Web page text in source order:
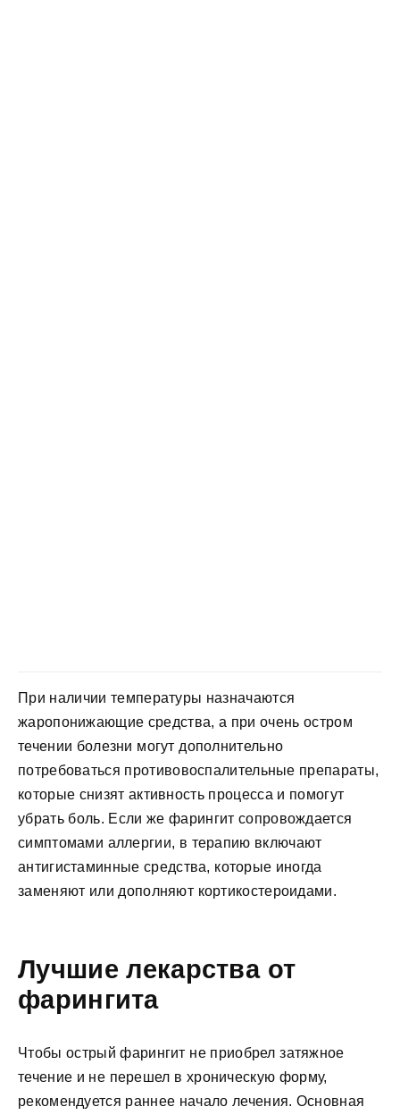
При наличии температуры назначаются
жаропонижающие средства, а при очень остром
течении болезни могут дополнительно
потребоваться противовоспалительные препараты,
которые снизят активность процесса и помогут
убрать боль. Если же фарингит сопровождается
симптомами аллергии, в терапию включают
антигистаминные средства, которые иногда
заменяют или дополняют кортикостероидами.
Лучшие лекарства от
фарингита
Чтобы острый фарингит не приобрел затяжное
течение и не перешел в хроническую форму,
рекомендуется раннее начало лечения. Основная